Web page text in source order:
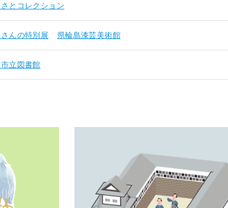
とコレクション
んの特別展 県輪島漆芸美術館
立図書館